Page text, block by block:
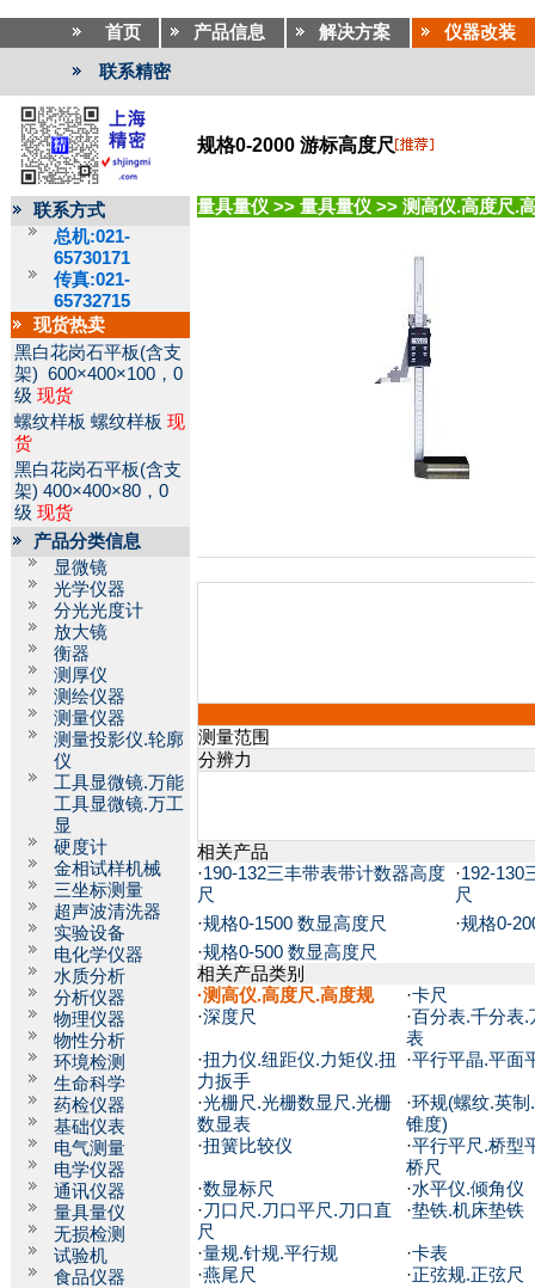
首页 产品信息 解决方案 仪器改装
联系精密
规格0-2000 游标高度尺
联系方式
总机:021-
65730171
传真:021-
65732715
现货热卖
黑白花岗石平板(含支
架) 600×400×100，0
级 现货
螺纹样板 螺纹样板 现
货
黑白花岗石平板(含支
架) 400×400×80，0
级 现货
产品分类信息
显微镜
光学仪器
分光光度计
放大镜
衡器
测厚仪
测绘仪器
测量仪器
测量投影仪.轮廓
仪
工具显微镜.万能
工具显微镜.万工
显
硬度计
金相试样机械
三坐标测量
超声波清洗器
实验设备
电化学仪器
水质分析
分析仪器
物理仪器
物性分析
环境检测
生命科学
药检仪器
基础仪表
电气测量
电学仪器
通讯仪器
量具量仪
无损检测
试验机
食品仪器
量具量仪 >> 量具量仪 >> 测高仪.高度尺.
测量范围
分辨力
相关产品
·190-132三丰带表带计数器高度
尺
·192-130
尺
·规格0-1500 数显高度尺 ·规格0-
·规格0-500 数显高度尺
相关产品类别
·测高仪.高度尺.高度规 ·卡尺
·深度尺 ·百分表.千分表.
表
·扭力仪.纽距仪.力矩仪.扭
力扳手
·平行平晶.平面
·光栅尺.光栅数显尺.光栅
数显表
·环规(螺纹.英制
锥度)
·扭簧比较仪 ·平行平尺.桥型
桥尺
·数显标尺 ·水平仪.倾角仪
·刀口尺.刀口平尺.刀口直
尺
·垫铁.机床垫铁
·量规.针规.平行规 ·卡表
·燕尾尺 ·正弦规.正弦尺